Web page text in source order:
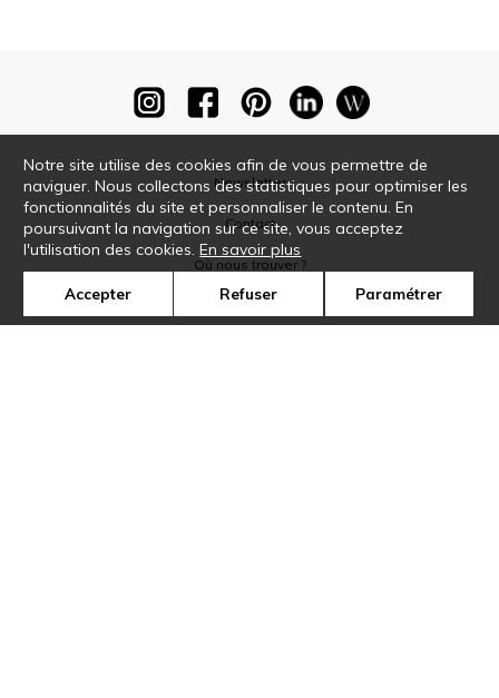
Newsletter
Contact
Où nous trouver ?
Notre site utilise des cookies afin de vous permettre de
naviguer. Nous collectons des statistiques pour optimiser les
fonctionnalités du site et personnaliser le contenu. En
poursuivant la navigation sur ce site, vous acceptez
l'utilisation des cookies.En savoir plus
Accepter Refuser Paramétrer